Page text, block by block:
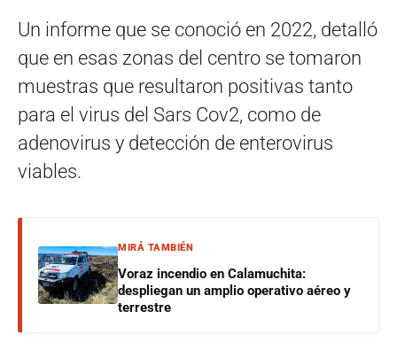
Un informe que se conoció en 2022, detalló
que en esas zonas del centro se tomaron
muestras que resultaron positivas tanto
para el virus del Sars Cov2, como de
adenovirus y detección de enterovirus
viables.
MIRÁ TAMBIÉN
Voraz incendio en Calamuchita:
despliegan un amplio operativo aéreo y
terrestre